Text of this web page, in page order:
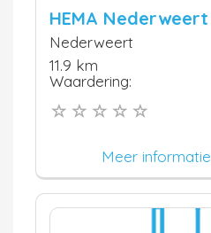
HEMA Nederweert
Nederweert
11.9 km
Waardering:
Meer informatie